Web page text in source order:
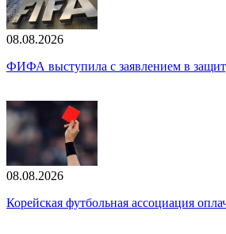
08.08.2026
ФИФА выступила с заявлением в
08.08.2026
Корейская футбольная ассоциация